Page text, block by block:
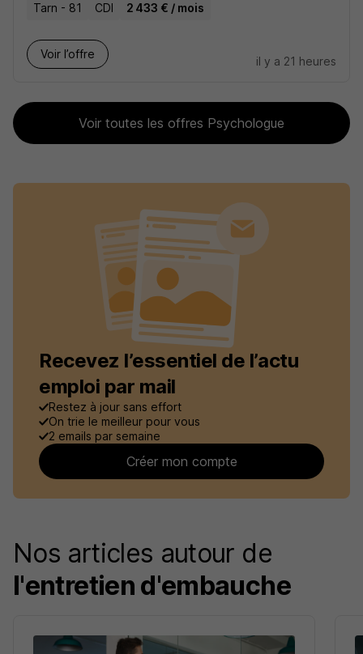
Tarn - 81 CDI 2 433 € / mois
Voir l’offre
il y a 21 heures
Voir toutes les offres Psychologue
Recevez l’essentiel de l’actu
emploi par mail
Restez à jour sans effort
On trie le meilleur pour vous
2 emails par semaine
Créer mon compte
Nos articles autour de
l'entretien d'embauche